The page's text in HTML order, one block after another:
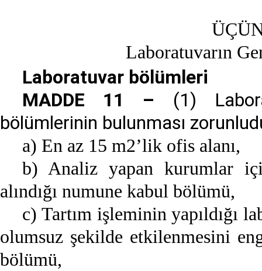
Laboratuvarın
Laboratuvar bölümleri
MADDE 11 – (1)
bölümlerinin bulunması
a) En az 15 m2’lik ofis alanı,
b) Analiz yapan kurumlar
alındığı numune kabul bölümü,
c) Tartım işleminin yapıldığı
olumsuz şekilde etkilenmesini
bölümü,